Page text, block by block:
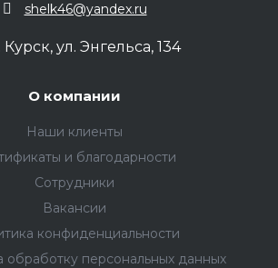
shelk46@yandex.ru
Курск, ул. Энгельса, 134
О компании
Наши клиенты
и благодарности
Сотрудники
Вакансии
конфиденциальности
обработку персональных данных